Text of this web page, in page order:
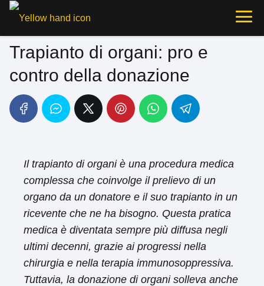
Trapianto di organi: pro e
contro della donazione
Il trapianto di organi è una procedura medica
complessa che coinvolge il prelievo di un
organo da un donatore e il suo trapianto in un
ricevente che ne ha bisogno. Questa pratica
medica è diventata sempre più diffusa negli
ultimi decenni, grazie ai progressi nella
chirurgia e nella terapia immunosoppressiva.
Tuttavia, la donazione di organi solleva anche